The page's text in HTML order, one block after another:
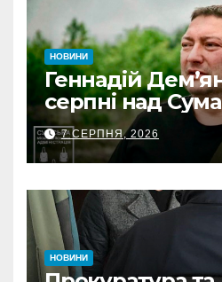
НОВИНИ
Геннадій
серпні над
КАБів
7 СЕРПНЯ, 2026
НОВИНИ